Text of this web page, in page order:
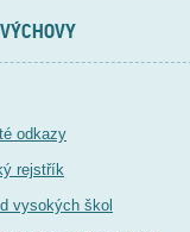
odkazy
rejstřík
vysokých škol